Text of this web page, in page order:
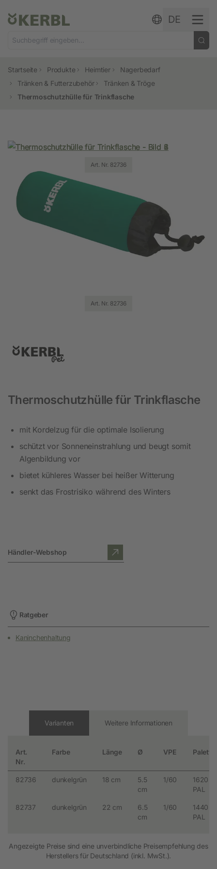
DE
Startseite Produkte Heimtier
Nagerbedarf
Tränken & Futterzubehör
Tränken & Tröge
Thermoschutzhülle für Trinkflasche
Art. Nr. 82736
Art. Nr. 82736
Art. Nr. 82736
Art. Nr. 82736
Art. Nr. 82736
Art. Nr. 82736
Thermoschutzhülle für Trinkflasche
mit Kordelzug für die optimale Isolierung
schützt vor Sonneneinstrahlung und beugt somit
Algenbildung vor
bietet kühleres Wasser bei heißer Witterung
senkt das Frostrisiko während des Winters
Händler-Webshop
Ratgeber
Kaninchenhaltung
Varianten
Art.
Nr.
Farbe Länge Ø VPE Palette
82736 dunkelgrün 18 cm
5.5
cm
1/60
1620
PAL
82737 dunkelgrün 22 cm
6.5
cm
1/60
1440
PAL
Weitere Informationen
Angezeigte Preise sind eine unverbindliche Preisempfehlung des
Herstellers für Deutschland (inkl. MwSt.).